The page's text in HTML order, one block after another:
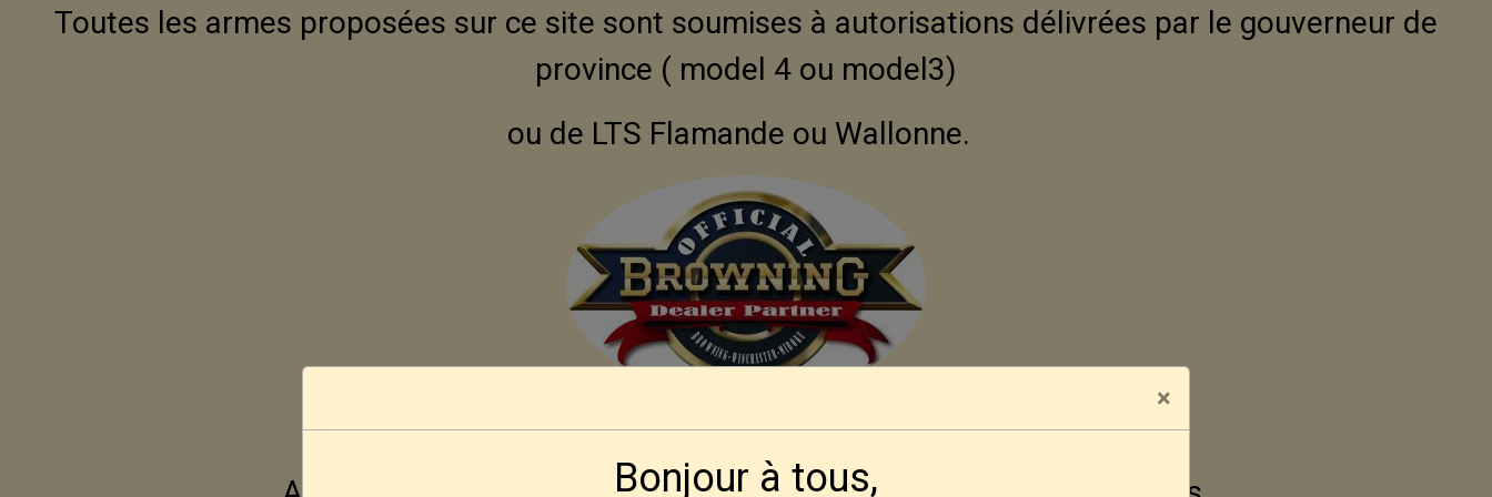
Toutes les armes proposées sur ce site sont soumises à autorisations délivrées par le gouverneur de
province ( model 4 ou model3)
ou de LTS Flamande ou Wallonne.
Modalités d'obtention pour nos amis Français
×
Bonjour à tous,